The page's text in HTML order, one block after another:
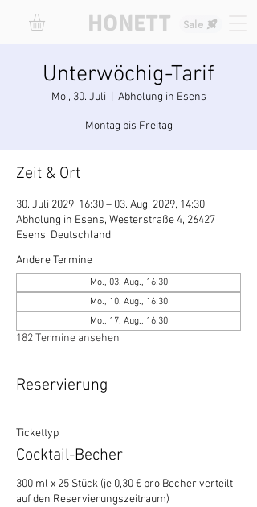
Sale
HONETT
Unterwöchig-Tarif
Mo., 30. Juli Abholung in Esens
Montag bis Freitag
Zeit & Ort
30. Juli 2029, 16:30 – 03. Aug. 2029, 14:30
Abholung in Esens, Westerstraße 4, 26427
Esens, Deutschland
Andere Termine
Mo., 03. Aug., 16:30
Mo., 10. Aug., 16:30
Mo., 17. Aug., 16:30
182 Termine ansehen
Reservierung
Tickettyp
Cocktail-Becher
300 ml x 25 Stück (je 0,30 € pro Becher verteilt
auf den Reservierungszeitraum)